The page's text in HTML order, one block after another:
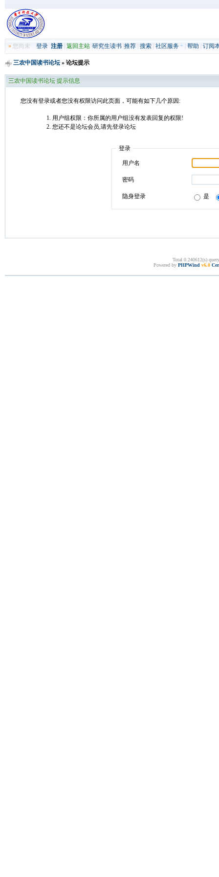
»您尚未 登录 注册| 返回主站| 研究生读书| 推荐| 搜索| 社区服务 帮助 订阅
三农中国读书论坛» 论坛提示
三农中国读书论坛 提示信息
您没有登录或者您没有权限访问此页面，可能有如下几个原因:
用户组权限：你所属的用户组没有发表回复的权限!
您还不是论坛会员,请先登录论坛
登录
用户名
密码
隐身登录 是
Total 0.240612(s)
Powered by PHPWind v6.0